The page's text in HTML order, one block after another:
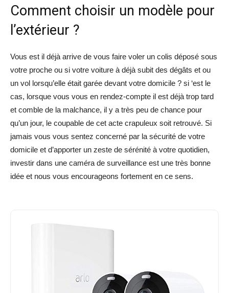
Comment choisir un modèle pour
l’extérieur ?
Vous est il déjà arrive de vous faire voler un colis déposé sous
votre proche ou si votre voiture à déjà subit des dégâts et ou
un vol lorsqu’elle était garée devant votre domicile ? si ‘est le
cas, lorsque vous vous en rendez-compte il est déjà trop tard
et comble de la malchance, il y a très peu de chance pour
qu’un jour, le coupable de cet acte crapuleux soit retrouvé. Si
jamais vous vous sentez concerné par la sécurité de votre
domicile et d’apporter un zeste de sérénité à votre quotidien,
investir dans une caméra de surveillance est une très bonne
idée et nous vous encourageons fortement en ce sens.